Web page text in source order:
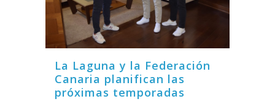
La Laguna y la Federación
Canaria planifican las
próximas temporadas